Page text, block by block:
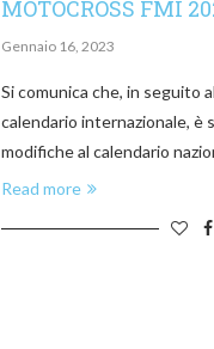
MOTOCROSS FMI
Gennaio 16, 2023
Si comunica che, in seguito
calendario internazionale, è
modifiche al calendario
Read more